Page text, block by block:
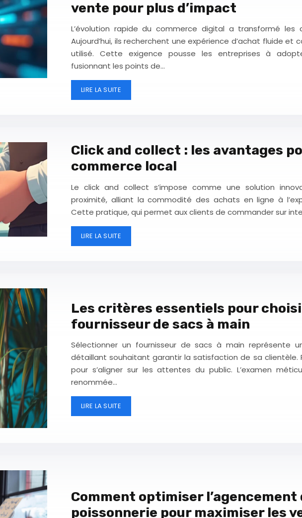
vente pour plus d’impact
L’évolution rapide du commerce digital a transformé les
Aujourd’hui, ils recherchent une expérience d’achat fluide et
utilisé. Cette exigence pousse les entreprises à
fusionnant les points de…
LIRE LA SUITE
Click and collect : les avantages
commerce local
Le click and collect s’impose comme une solution
proximité, alliant la commodité des achats en ligne à
Cette pratique, qui permet aux clients de commander sur
LIRE LA SUITE
Les critères essentiels pour
fournisseur de sacs à main
Sélectionner un fournisseur de sacs à main représente
détaillant souhaitant garantir la satisfaction de sa clientèle.
pour s’aligner sur les attentes du public. L’examen
renommée…
LIRE LA SUITE
Comment optimiser l’agencement
poissonnerie pour maximiser les